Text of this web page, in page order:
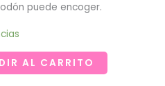
puede encoger.
AL CARRITO